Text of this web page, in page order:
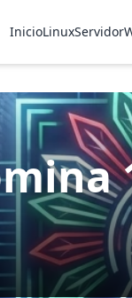
InicioLinuxServidor